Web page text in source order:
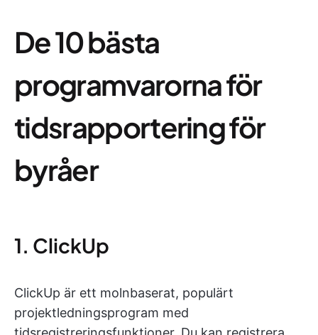
De 10 bästa
programvarorna för
tidsrapportering för
byråer
1. ClickUp
ClickUp är ett molnbaserat, populärt
projektledningsprogram med